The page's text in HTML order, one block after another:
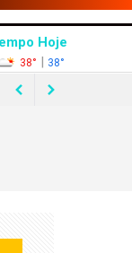
Hoje
38° | 38°